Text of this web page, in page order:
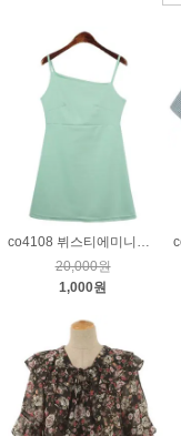
co4108 뷔스티에미니원피스_민트
20,000원
1,000원